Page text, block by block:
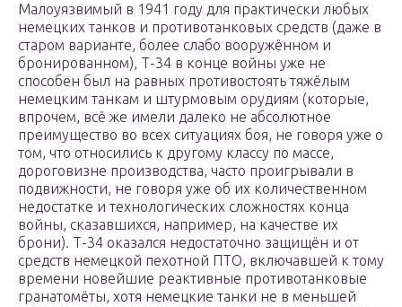
Малоуязвимый в 1941 году для практически любых
немецких танков и противотанковых средств (даже в
старом варианте, более слабо вооружённом и
бронированном), Т-34 в конце войны уже не
способен был на равных противостоять тяжёлым
немецким танкам и штурмовым орудиям (которые,
впрочем, всё же имели далеко не абсолютное
преимущество во всех ситуациях боя, не говоря уже о
том, что относились к другому классу по массе,
дороговизне производства, часто проигрывали в
подвижности, не говоря уже об их количественном
недостатке и технологических сложностях конца
войны, сказавшихся, например, на качестве их
брони). Т-34 оказался недостаточно защищён и от
средств немецкой пехотной ПТО, включавшей к тому
времени новейшие реактивные противотанковые
гранатомёты, хотя немецкие танки не в меньшей